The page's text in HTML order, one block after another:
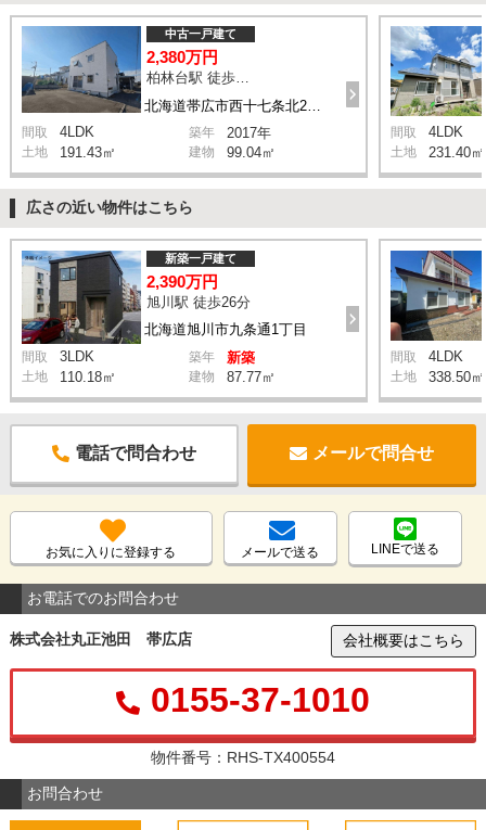
中古一戸建て
2,380万円
柏林台駅 徒歩13分
間取 4LDK 築年 2017年
土地 191.43㎡ 建物 99.04㎡
間取 4LDK
土地 231.40㎡
広さの近い物件はこちら
北海道旭川市九条通1丁目
新築一戸建て
2,390万円
旭川駅 徒歩26分
間取 3LDK 築年 新築
土地 110.18㎡ 建物 87.77㎡
間取 4LDK
土地 338.50㎡
電話で問合わせ メールで問合せ
お気に入りに登録する メールで送る LINEで送る
お電話でのお問合わせ
株式会社丸正池田 帯広店 会社概要はこちら
0155-37-1010
物件番号：RHS-TX400554
お問合わせ